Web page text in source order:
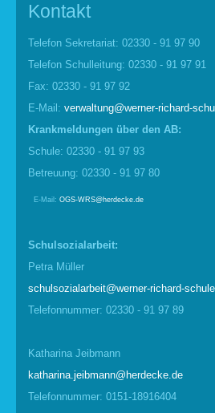
Kontakt
Telefon Sekretariat: 02330 - 91 97 90
Telefon Schulleitung: 02330 - 91 97 91
Fax: 02330 - 91 97 92
E-Mail: verwaltung@werner-richard-
Krankmel d ungen über den AB:
Schule: 02330 - 91 97 93
Betreuung: 02330 - 91 97 80
E-Mail: OGS-WRS@herdecke.de
Schulsozialarbeit:
Petra Müller
schulsozialarbeit@werner-richard-
Telefonnummer: 02330 - 91 97 89
Katharina Jeibmann
katharina.jeibmann@herdecke.de
Telefonnummer: 0151-18916404